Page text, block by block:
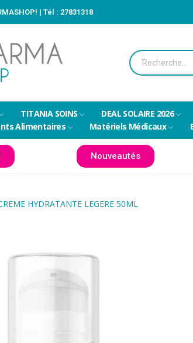
| Tél : 27831318
TITANIA SOINS DEAL SOLAIRE 2026
Alimentaires Matériels Médicaux
Nouveautés
HYDRATANTE LEGERE 50ML